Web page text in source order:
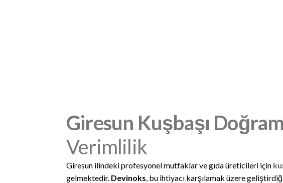
Giresun Kuşbaşı
Verimlilik
Giresun ilindeki profesyonel mutfaklar ve gıda üreticileri için
gelmektedir. Devinoks, bu ihtiyacı karşılamak üzere